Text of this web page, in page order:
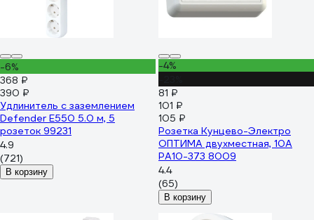
-6%
368 ₽
390 ₽
Удлинитель с заземлением
Defender E550 5.0 м, 5
розеток 99231
4.9
(721)
В корзину
-4%
81 ₽
101 ₽
105 ₽
Розетка Кунцево-Электро
ОПТИМА двухместная, 10А
РА10-373 8009
4.4
(65)
В корзину